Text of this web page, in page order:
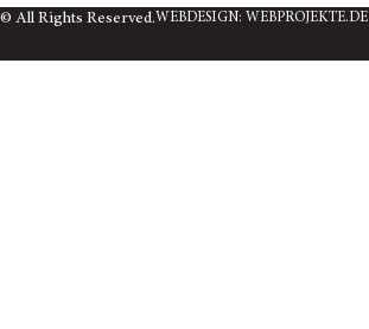
© All Rights Reserved.WEBDESIGN: WEBPROJEKTE.DE